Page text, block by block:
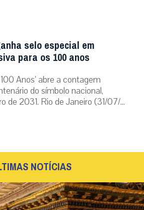
selo especial em
para os 100 anos
Anos’ abre a contagem
do símbolo nacional,
de 2031. Rio de Janeiro (31/07/...
NOTÍCIAS